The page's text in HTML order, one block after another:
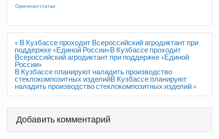
Оригинал статьи
Навигация
по
записям
« В Кузбассе проходит Всероссийский агродиктант при
поддержке «Единой России»В Кузбассе проходит
Всероссийский агродиктант при поддержке «Единой
России»
В Кузбассе планируют наладить производство
стеклокомпозитных изделийВ Кузбассе планируют
наладить производство стеклокомпозитных изделий »
Добавить комментарий